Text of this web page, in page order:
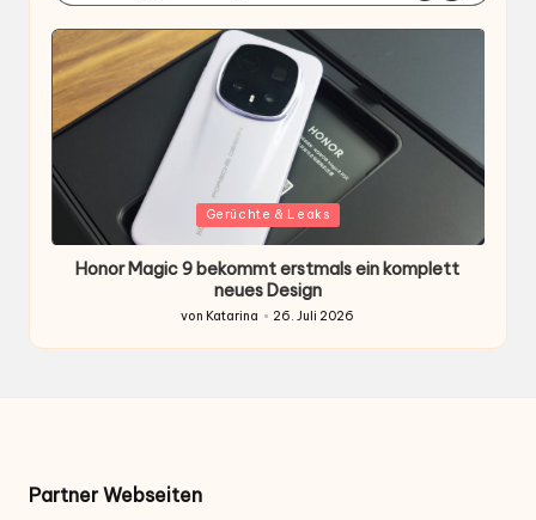
Gepostet
Gerüchte & Leaks
Honor Magic 9 bekommt erstmals ein komplett
neues Design
Gepostet
von
von Katarina 26. Juli 2026
Partner Webseiten